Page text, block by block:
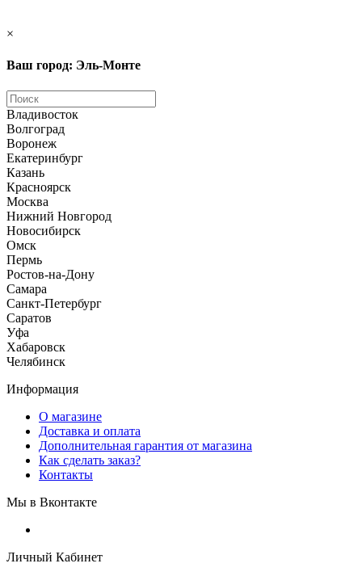
×
Ваш город: Эль-Монте
Владивосток
Волгоград
Воронеж
Екатеринбург
Казань
Красноярск
Москва
Нижний Новгород
Новосибирск
Омск
Пермь
Ростов-на-Дону
Самара
Санкт-Петербург
Саратов
Уфа
Хабаровск
Челябинск
Информация
О магазине
Доставка и оплата
Дополнительная гарантия от магазина
Как сделать заказ?
Контакты
Мы в Вконтакте
Личный Кабинет